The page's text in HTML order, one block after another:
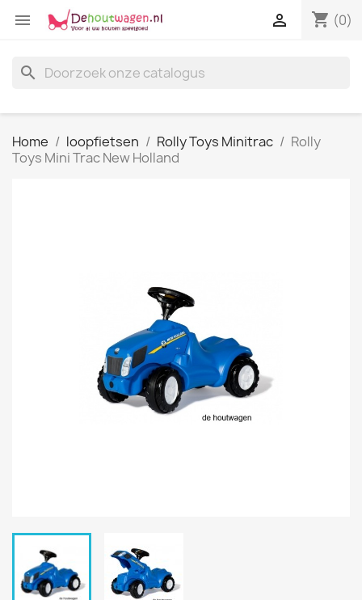
 shopping_cart (0)

search
Home loopfietsen Rolly Toys Minitrac
Rolly
Toys Mini Trac New Holland